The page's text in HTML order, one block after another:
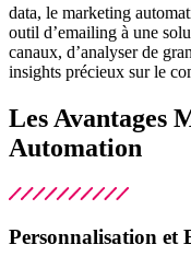
data, le marketing
outil d’emailing à une
canaux, d’analyser de
insights précieux sur le
Les Avantages
Automation
Personnalisation et